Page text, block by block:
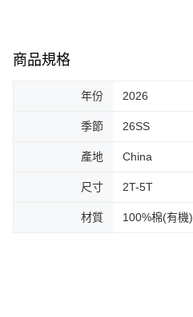
商品規格
年份 2026
季節 26SS
產地 China
尺寸 2T-5T
材質 100%棉(有機)